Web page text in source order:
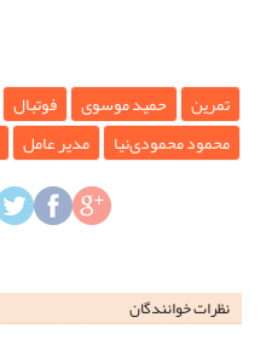
تمرین حمید موسوی فوتبال
محمود محمودی‌نیا
مدیر عامل
نظرات خوانندگان